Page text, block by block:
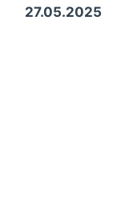
27.05.2025